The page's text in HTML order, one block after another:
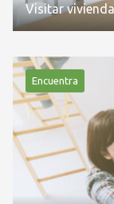
Visitar
Encuentra